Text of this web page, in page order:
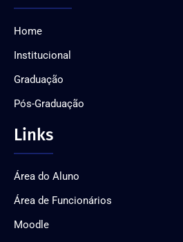
Home
Institucional
Graduação
Pós-Graduação
Links
Área do Aluno
Área de Funcionários
Moodle